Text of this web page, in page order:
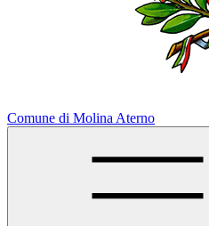
Comune di Molina Aterno